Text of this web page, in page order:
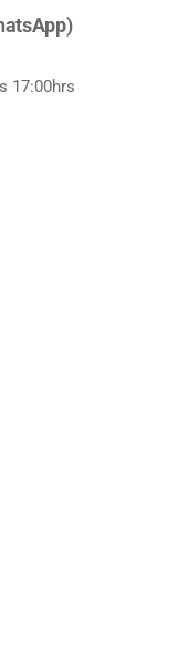
17:00hrs